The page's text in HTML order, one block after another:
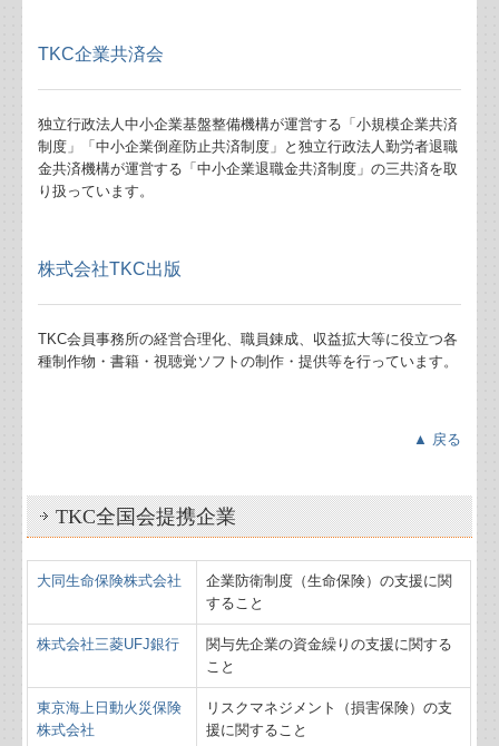
戦略財務情報システム
戦略給与情報システム
TKC企業共済会
独立行政法人中小企業基盤整備機構が運営する「小規模企業共済
制度」「中小企業倒産防止共済制度」と独立行政法人勤労者退職
金共済機構が運営する「中小企業退職金共済制度」の三共済を取
り扱っています。
株式会社TKC出版
TKC会員事務所の経営合理化、職員錬成、収益拡大等に役立つ各
種制作物・書籍・視聴覚ソフトの制作・提供等を行っています。
▲ 戻る
TKC全国会提携企業
大同生命保険株式会社
企業防衛制度（生命保険）の支援に関
すること
株式会社三菱UFJ銀行
関与先企業の資金繰りの支援に関する
こと
東京海上日動火災保険
株式会社
リスクマネジメント（損害保険）の支
援に関すること